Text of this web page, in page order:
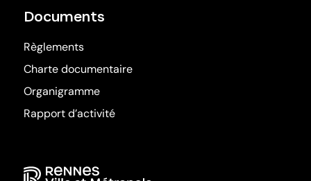
Documents
Règlements
Charte documentaire
Organigramme
Rapport d’activité